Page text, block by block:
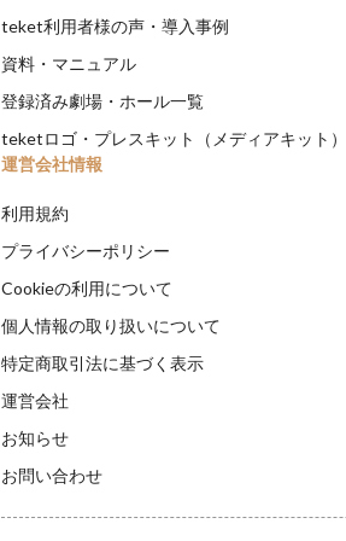
teket利用者様の声・導入事例
資料・マニュアル
登録済み劇場・ホール一覧
teketロゴ・プレスキット（メディアキット）
運営会社情報
利用規約
プライバシーポリシー
Cookieの利用について
個人情報の取り扱いについて
特定商取引法に基づく表示
運営会社
お知らせ
お問い合わせ